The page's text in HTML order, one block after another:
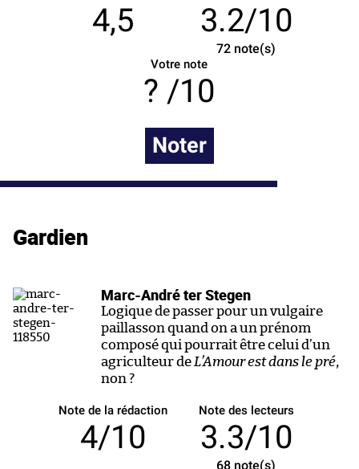
4,5 3.2/10
72 note(s)
Votre note
/10
Noter
Gardien
Marc-André ter Stegen
Logique de passer pour un vulgaire
paillasson quand on a un prénom
composé qui pourrait être celui d’un
agriculteur de L’Amour est dans le pré,
non ?
Note de la rédaction
4/10
Note des lecteurs
3.3/10
68 note(s)